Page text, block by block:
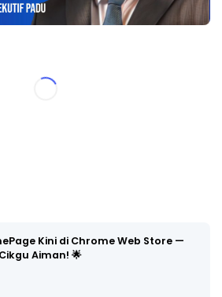
Kini di Chrome Web Store —
Aiman! 🌟